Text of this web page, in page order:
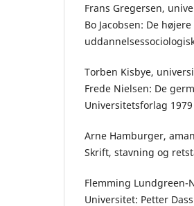
Frans Gregersen,
Bo Jacobsen: De
Torben Kisbye,
Frede Nielsen: De
Universitetsforlag 1979
Arne Hamburger,
Skrift, stavning og
Flemming Lundgreen-
Universitet: Petter